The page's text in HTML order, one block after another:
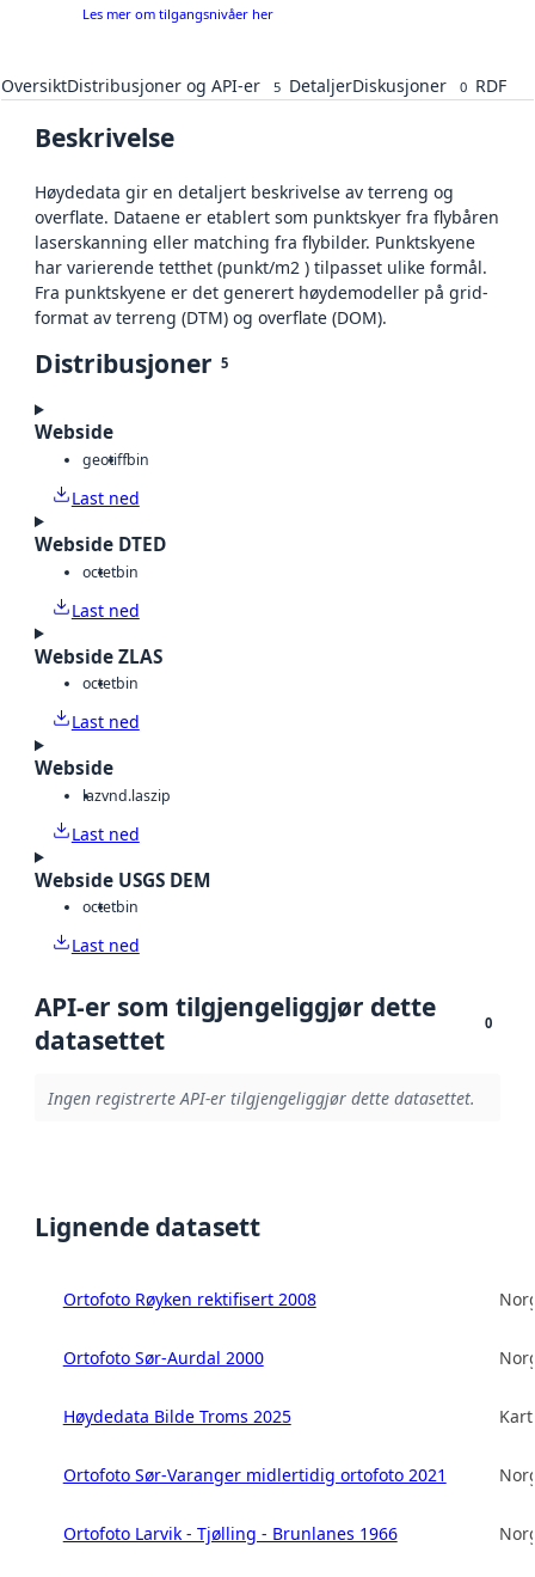
Les mer om tilgangsnivåer her
OversiktDistribusjoner og API-er 5 DetaljerDiskusjoner 0 RDF
Beskrivelse
Høydedata gir en detaljert beskrivelse av terreng og
overflate. Dataene er etablert som punktskyer fra flybåren
laserskanning eller matching fra flybilder. Punktskyene
har varierende tetthet (punkt/m2 ) tilpasset ulike formål.
Fra punktskyene er det generert høydemodeller på grid-
format av terreng (DTM) og overflate (DOM).
Distribusjoner 5
Webside
geotiffbin
Last ned
Webside DTED
octetbin
Last ned
Webside ZLAS
octetbin
Last ned
Webside
lazvnd.laszip
Last ned
Webside USGS DEM
octetbin
Last ned
API-er som tilgjengeliggjør dette
datasettet
0
Ingen registrerte API-er tilgjengeliggjør dette datasettet.
Lignende datasett
Ortofoto Røyken rektifisert 2008
Ortofoto Sør-Aurdal 2000
Høydedata Bilde Troms 2025
Ortofoto Sør-Varanger midlertidig ortofoto 2021
Ortofoto Larvik - Tjølling - Brunlanes 1966